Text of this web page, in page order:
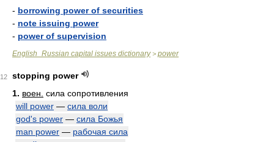
- borrowing power of securities
- note issuing power
- power of supervision
English_Russian capital issues dictionary> power
12
stopping power
1. воен. сила сопротивления
will power — сила воли
god's power — сила Божья
man power — рабочая сила